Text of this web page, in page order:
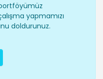
portföyümüz
yapmamızı
doldurunuz.